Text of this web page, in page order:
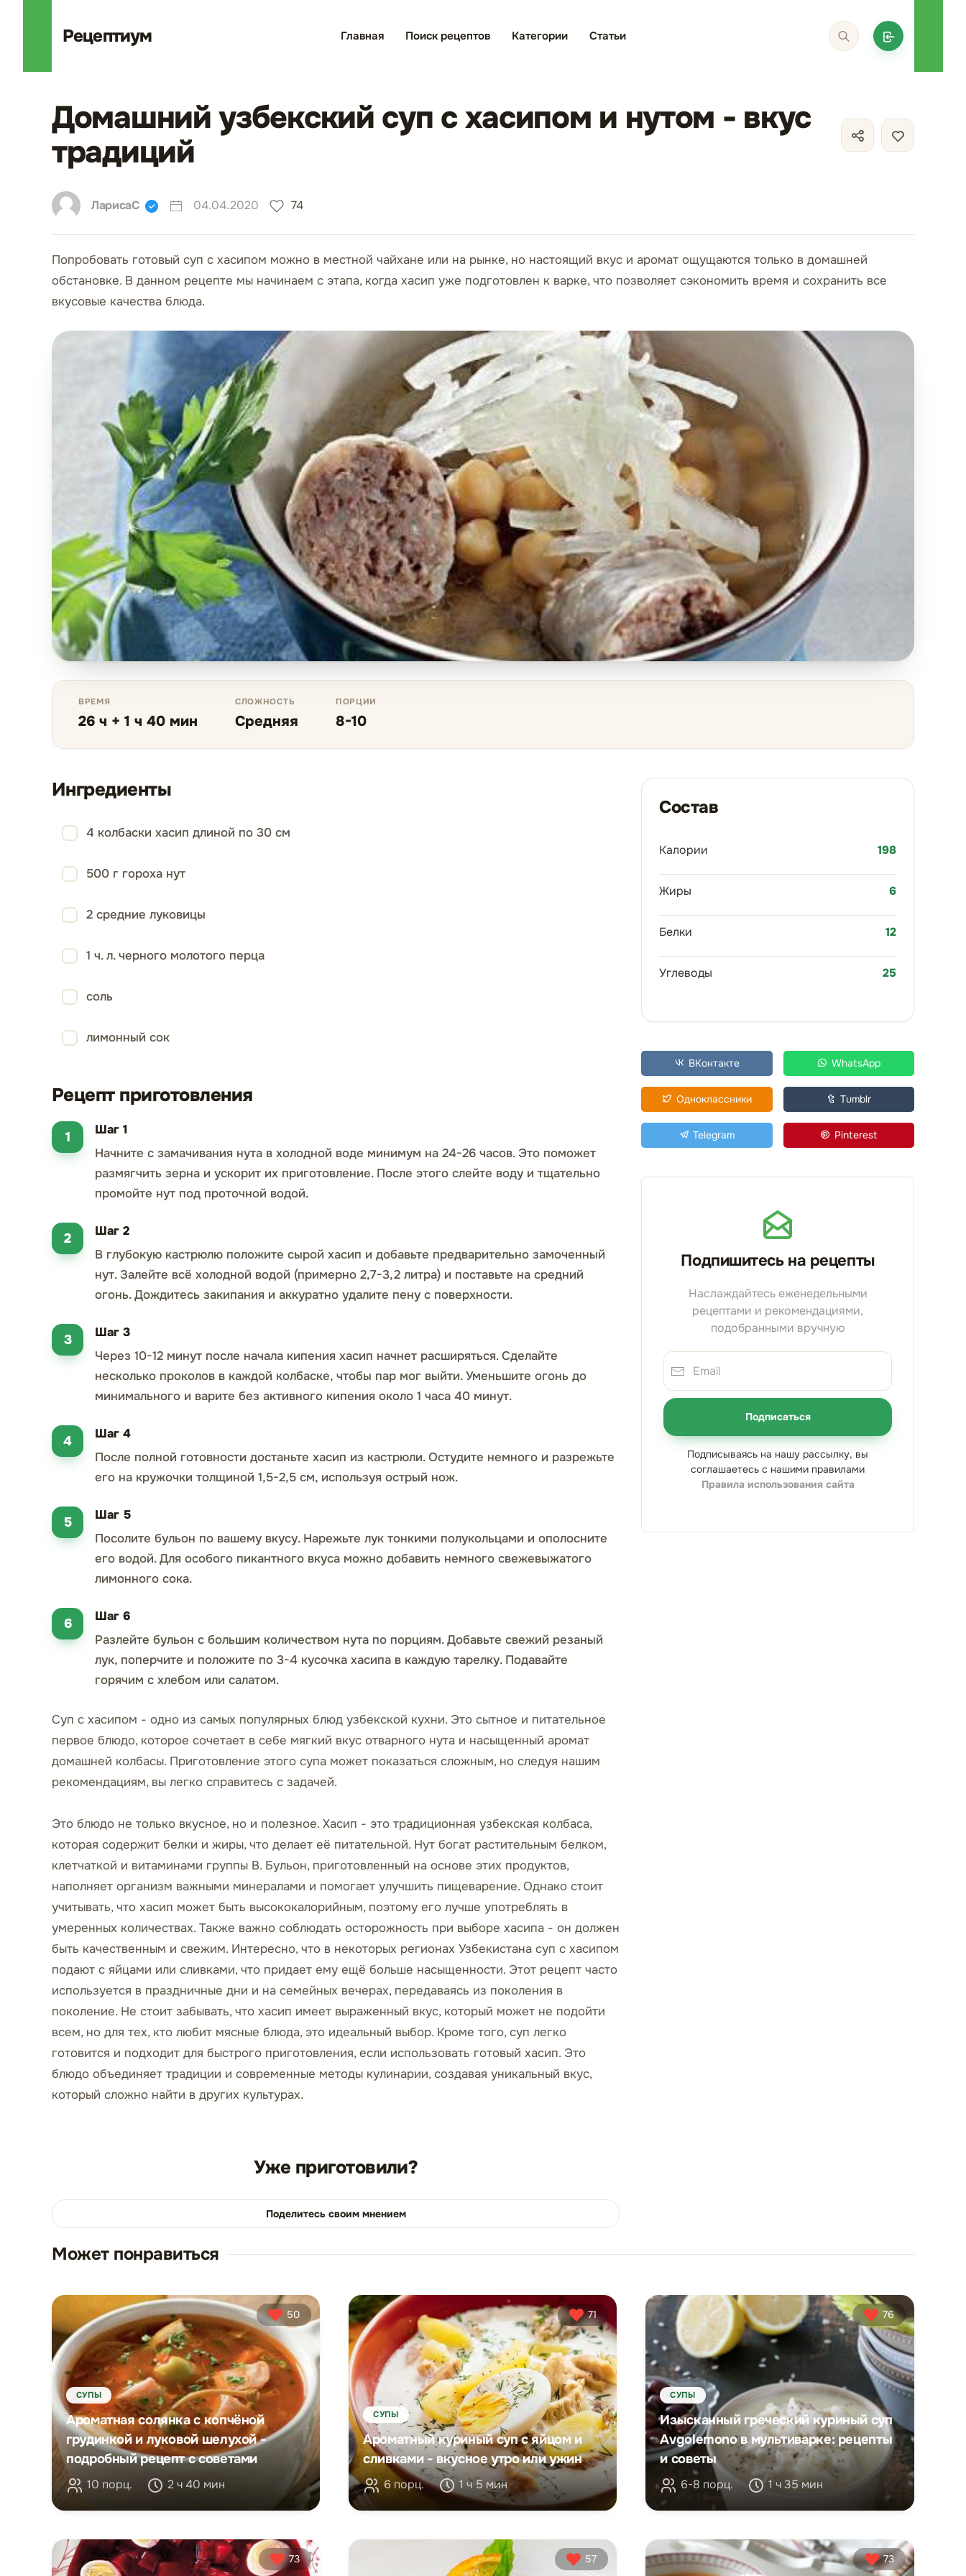
Рецептиум Главная Поиск рецептов Категории Статьи
Домашний узбекский суп с хасипом и нутом - вкус
традиций
ЛарисаС 04.04.2020 74
Попробовать готовый суп с хасипом можно в местной чайхане или на рынке, но настоящий вкус и аромат ощущаются только в домашней
обстановке. В данном рецепте мы начинаем с этапа, когда хасип уже подготовлен к варке, что позволяет сэкономить время и сохранить все
вкусовые качества блюда.
ВРЕМЯ
26 ч + 1 ч 40 мин
СЛОЖНОСТЬ
Средняя
ПОРЦИИ
8-10
Ингредиенты
4 колбаски хасип длиной по 30 см
500 г гороха нут
2 средние луковицы
1 ч. л. черного молотого перца
соль
лимонный сок
Рецепт приготовления
Шаг 1
Начните с замачивания нута в холодной воде минимум на 24-26 часов. Это поможет
размягчить зерна и ускорит их приготовление. После этого слейте воду и тщательно
промойте нут под проточной водой.
Шаг 2
В глубокую кастрюлю положите сырой хасип и добавьте предварительно замоченный
нут. Залейте всё холодной водой (примерно 2,7-3,2 литра) и поставьте на средний
огонь. Дождитесь закипания и аккуратно удалите пену с поверхности.
Шаг 3
Через 10-12 минут после начала кипения хасип начнет расширяться. Сделайте
несколько проколов в каждой колбаске, чтобы пар мог выйти. Уменьшите огонь до
минимального и варите без активного кипения около 1 часа 40 минут.
Шаг 4
После полной готовности достаньте хасип из кастрюли. Остудите немного и разрежьте
его на кружочки толщиной 1,5-2,5 см, используя острый нож.
Шаг 5
Посолите бульон по вашему вкусу. Нарежьте лук тонкими полукольцами и ополосните
его водой. Для особого пикантного вкуса можно добавить немного свежевыжатого
лимонного сока.
Шаг 6
Разлейте бульон с большим количеством нута по порциям. Добавьте свежий резаный
лук, поперчите и положите по 3-4 кусочка хасипа в каждую тарелку. Подавайте
горячим с хлебом или салатом.
Суп с хасипом - одно из самых популярных блюд узбекской кухни. Это сытное и питательное
первое блюдо, которое сочетает в себе мягкий вкус отварного нута и насыщенный аромат
домашней колбасы. Приготовление этого супа может показаться сложным, но следуя нашим
рекомендациям, вы легко справитесь с задачей.
Это блюдо не только вкусное, но и полезное. Хасип - это традиционная узбекская колбаса,
которая содержит белки и жиры, что делает её питательной. Нут богат растительным белком,
клетчаткой и витаминами группы B. Бульон, приготовленный на основе этих продуктов,
наполняет организм важными минералами и помогает улучшить пищеварение. Однако стоит
учитывать, что хасип может быть высококалорийным, поэтому его лучше употреблять в
умеренных количествах. Также важно соблюдать осторожность при выборе хасипа - он должен
быть качественным и свежим. Интересно, что в некоторых регионах Узбекистана суп с хасипом
подают с яйцами или сливками, что придает ему ещё больше насыщенности. Этот рецепт часто
используется в праздничные дни и на семейных вечерах, передаваясь из поколения в
поколение. Не стоит забывать, что хасип имеет выраженный вкус, который может не подойти
всем, но для тех, кто любит мясные блюда, это идеальный выбор. Кроме того, суп легко
готовится и подходит для быстрого приготовления, если использовать готовый хасип. Это
блюдо объединяет традиции и современные методы кулинарии, создавая уникальный вкус,
который сложно найти в других культурах.
Уже приготовили?
Поделитесь своим мнением
Состав
Калории 198
Жиры 6
Белки 12
Углеводы 25
ВКонтакте WhatsApp
Одноклассники Tumblr
Telegram Pinterest
Подпишитесь на рецепты
Наслаждайтесь еженедельными
рецептами и рекомендациями,
подобранными вручную
Подписаться
Подписываясь на нашу рассылку, вы
соглашаетесь с нашими правилами
Правила использования сайта
Может понравиться
50
СУПЫ
Ароматная солянка с копчёной
грудинкой и луковой шелухой -
подробный рецепт с советами
10 порц. 2 ч 40 мин
71
СУПЫ
Ароматный куриный суп с яйцом и
сливками - вкусное утро или ужин
6 порц. 1 ч 5 мин
76
СУПЫ
Изысканный греческий куриный суп
Аvgolemono в мультиварке: рецепты
и советы
6-8 порц. 1 ч 35 мин
73 57 73